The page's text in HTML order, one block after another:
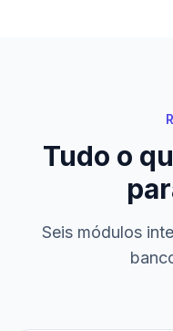
Tudo o
Seis módulos